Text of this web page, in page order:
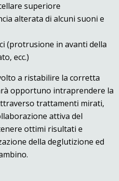
superiore
alterata di alcuni suoni e
(protrusione in avanti della
ecc.)
a ristabilire la corretta
opportuno intraprendere la
trattamenti mirati,
attiva del
ottimi risultati e
della deglutizione ed